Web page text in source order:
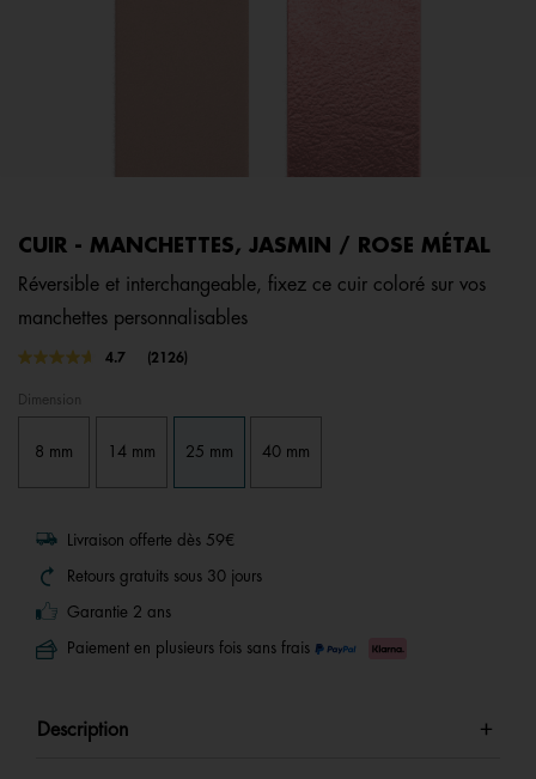
CUIR - MANCHETTES, JASMIN / ROSE MÉTAL
Réversible et interchangeable, fixez ce cuir coloré sur vos
manchettes personnalisables
3,7 out of 5 Customer Rating
4.7
Lire
Lien
la
(2126)
Dimension
8 mm 14 mm 25 mm 40 mm
Livraison offerte dès 59€
Retours gratuits sous 30 jours
Garantie 2 ans
Paiement en plusieurs fois sans frais
Description